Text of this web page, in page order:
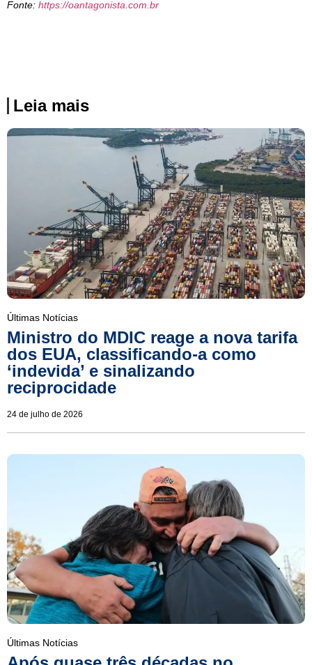
Fonte: https://oantagonista.com.br
Leia mais
Últimas Notícias
Ministro do MDIC reage a nova tarifa
dos EUA, classificando-a como
‘indevida’ e sinalizando
reciprocidade
24 de julho de 2026
Últimas Notícias